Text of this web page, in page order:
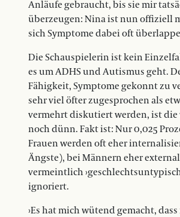
Anläufe gebraucht, bis sie mir
überzeugen: Nina ist nun offiziell
sich Symptome dabei oft
Die Schauspielerin ist kein
es um ADHS und Autismus geht.
Fähigkeit, Symptome gekonnt zu
sehr viel öfter zugesprochen als
vermehrt diskutiert werden, ist die
noch dünn. Fakt ist: Nur 0,025
Frauen werden oft eher
Ängste), bei Männern eher
vermeintlich
ignoriert.
›Es hat mich wütend gemacht,